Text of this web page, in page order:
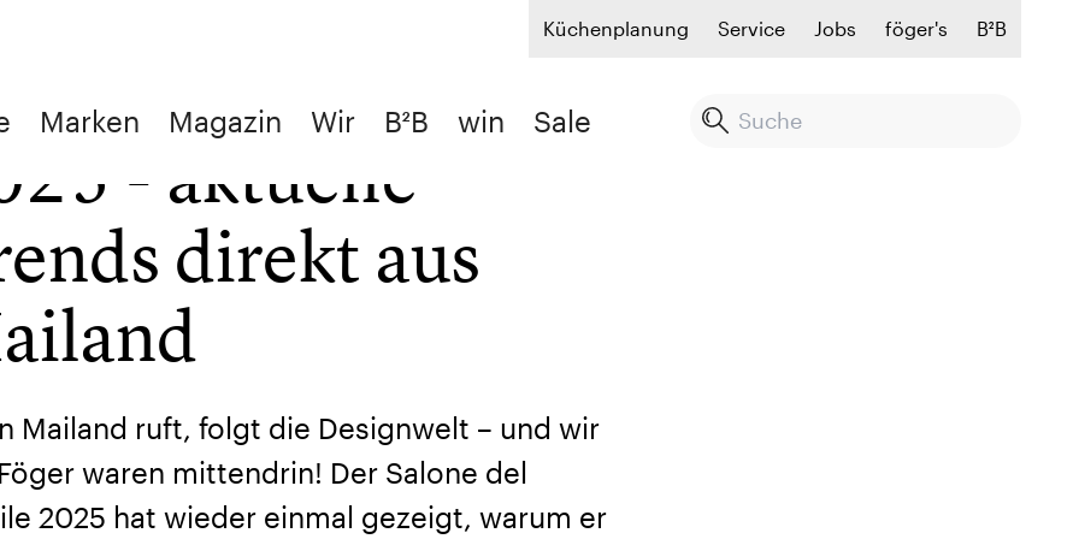
Küchenplanung Service Jobs föger's B²B
Marken Magazin Wir B²B win Sale
Aktuelles & Trends /Salone del Mobile 2025 - aktuelle Trends direkt aus Mailand
del Mobile
- aktuelle
direkt aus
Mailand ruft, folgt die Designwelt – und wir
waren mittendrin! Der Salone del
2025 hat wieder einmal gezeigt, warum er